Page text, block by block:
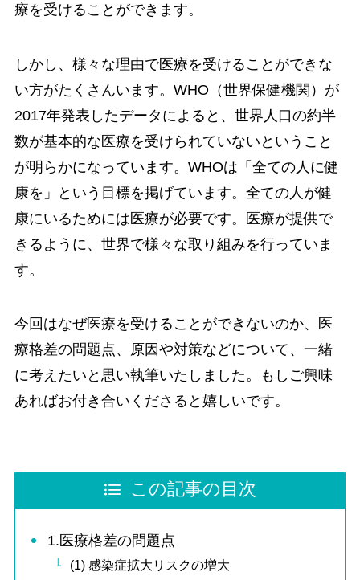
療を受けることができます。
しかし、様々な理由で医療を受けることができな
い方がたくさんいます。WHO（世界保健機関）が
2017年発表したデータによると、世界人口の約半
数が基本的な医療を受けられていないということ
が明らかになっています。WHOは「全ての人に健
康を」という目標を掲げています。全ての人が健
康にいるためには医療が必要です。医療が提供で
きるように、世界で様々な取り組みを行っていま
す。
今回はなぜ医療を受けることができないのか、医
療格差の問題点、原因や対策などについて、一緒
に考えたいと思い執筆いたしました。もしご興味
あればお付き合いくださると嬉しいです。
この記事の目次
1.医療格差の問題点
(1) 感染症拡大リスクの増大